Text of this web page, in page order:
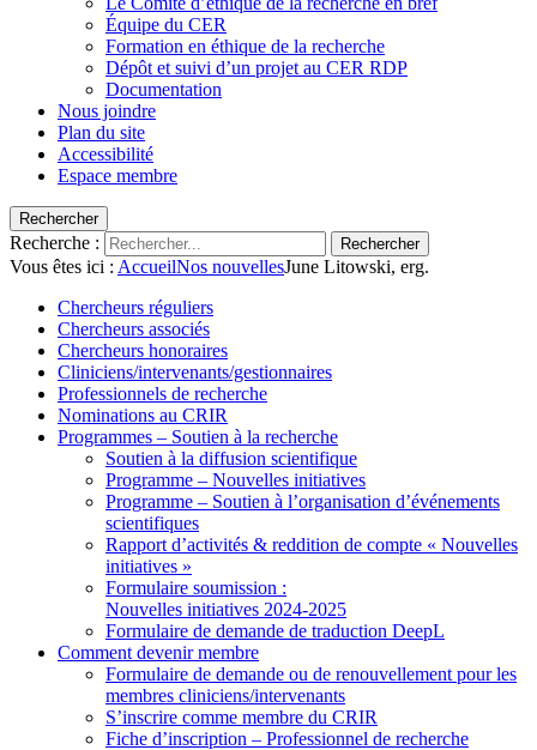
Équipe du CER
Formation en éthique de la recherche
Dépôt et suivi d’un projet au CER RDP
Documentation
Nous joindre
Plan du site
Accessibilité
Espace membre
Rechercher
Recherche : Rechercher
Vous êtes ici : AccueilNos nouvellesJune Litowski, erg.
Chercheurs réguliers
Chercheurs associés
Chercheurs honoraires
Cliniciens/intervenants/gestionnaires
Professionnels de recherche
Nominations au CRIR
Programmes – Soutien à la recherche
Soutien à la diffusion scientifique
Programme – Nouvelles initiatives
Programme – Soutien à l’organisation d’événements
scientifiques
Rapport d’activités & reddition de compte « Nouvelles
initiatives »
Formulaire soumission :
Nouvelles initiatives 2024-2025
Formulaire de demande de traduction DeepL
Comment devenir membre
Formulaire de demande ou de renouvellement pour les
membres cliniciens/intervenants
S’inscrire comme membre du CRIR
Fiche d’inscription – Professionnel de recherche